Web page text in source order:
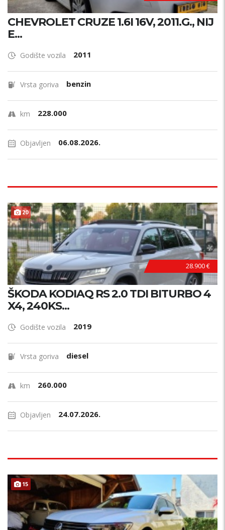
CHEVROLET CRUZE 1.6I 16V, 2011.G., NIJ
E...
Godište vozila 2011
Vrsta goriva benzin
km 228.000
Objavljen 06.08.2026.
20
28.900 €
ŠKODA KODIAQ RS 2.0 TDI BITURBO 4
X4, 240KS...
Godište vozila 2019
Vrsta goriva diesel
km 260.000
Objavljen 24.07.2026.
15